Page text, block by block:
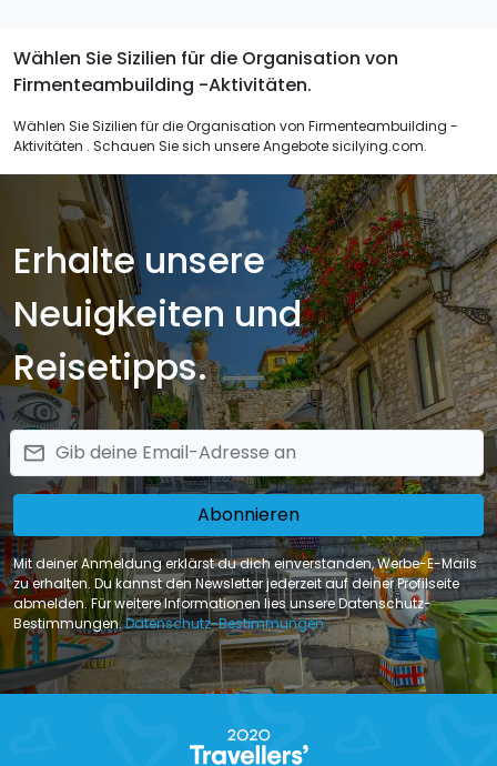
Wählen Sie Sizilien für die Organisation von
Firmenteambuilding -Aktivitäten.
Wählen Sie Sizilien für die Organisation von Firmenteambuilding -
Aktivitäten . Schauen Sie sich unsere Angebote sicilying.com.
Erhalte unsere
Neuigkeiten und
Reisetipps.
email
Abonnieren
Mit deiner Anmeldung erklärst du dich einverstanden, Werbe-E-Mails
zu erhalten. Du kannst den Newsletter jederzeit auf deiner Profilseite
abmelden. Für weitere Informationen lies unsere Datenschutz-
Bestimmungen.Datenschutz-Bestimmungen